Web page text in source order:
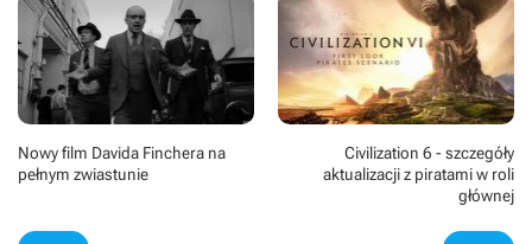
Nowy film Davida Finchera na
pełnym zwiastunie
Civilization 6 - szczegóły
aktualizacji z piratami w roli
głównej